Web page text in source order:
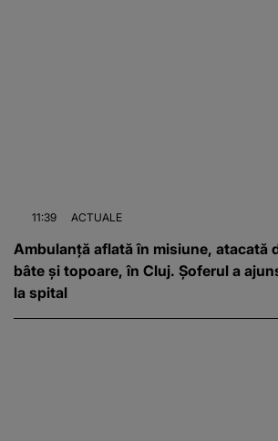
11:39 ACTUALE
Ambulanță aflată în misiune, atacată
bâte și topoare, în Cluj. Șoferul a ajuns în stare gravă
la spital